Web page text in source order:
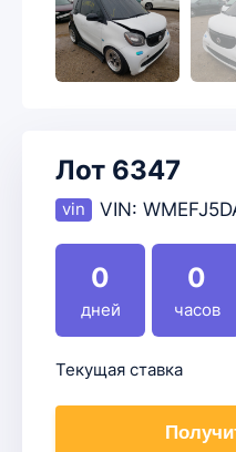
Лот 6347
VIN:
0
дней
0
часов
Текущая ставка